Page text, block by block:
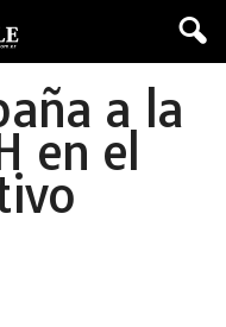
a la
en el